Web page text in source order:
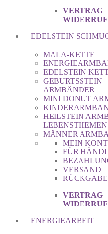
VERTRAG
EDELSTEIN
MALA-KETTE
EDELSTEIN
GEBURTSSTEIN
ARMBÄNDER
MINI DONUT
HEILSTEIN
LEBENSTHEMEN
MÄNNER
MEIN
FÜR
VERSAND
RÜCKGABE
VERTRAG
ENERGIEARBEIT